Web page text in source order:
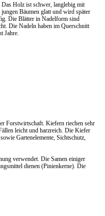
Holz ist schwer, langlebig mit
Bäumen glatt und wird später
Die Blätter in Nadelform sind
Die Nadeln haben im Querschnitt
Jahre.
Forstwirtschaft. Kiefern riechen sehr
leicht und harzreich. Die Kiefer
Gartenelemente, Sichtschutz,
verwendet. Die Samen einiger
dienen (Pinienkerne). Die